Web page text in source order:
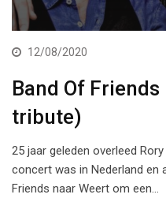
12/08/2020
Band Of
tribute)
25 jaar geleden overleed
concert was in Nederland en
Friends naar Weert om een…